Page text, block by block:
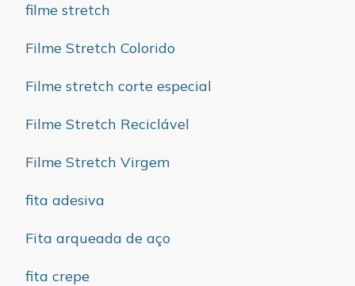
filme stretch
Filme Stretch Colorido
Filme stretch corte especial
Filme Stretch Reciclável
Filme Stretch Virgem
fita adesiva
Fita arqueada de aço
fita crepe